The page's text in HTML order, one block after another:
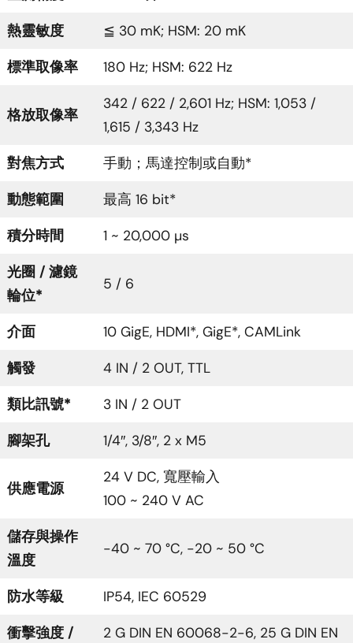
熱靈敏度 ≦ 30 mK; HSM: 20 mK
標準取像率 180 Hz; HSM: 622 Hz
格放取像率
342 / 622 / 2,601 Hz; HSM: 1,053 /
1,615 / 3,343 Hz
對焦方式 手動；馬達控制或自動*
動態範圍 最高 16 bit*
積分時間 1 ~ 20,000 µs
光圈 / 濾鏡
輪位*
5 / 6
介面 10 GigE, HDMI*, GigE*, CAMLink
觸發 4 IN / 2 OUT, TTL
類比訊號* 3 IN / 2 OUT
腳架孔 1/4″, 3/8″, 2 x M5
供應電源
24 V DC, 寬壓輸入
100 ~ 240 V AC
儲存與操作
溫度
-40 ~ 70 °C, -20 ~ 50 °C
防水等級 IP54, IEC 60529
衝擊強度 /
2 G DIN EN 60068-2-6, 25 G DIN EN